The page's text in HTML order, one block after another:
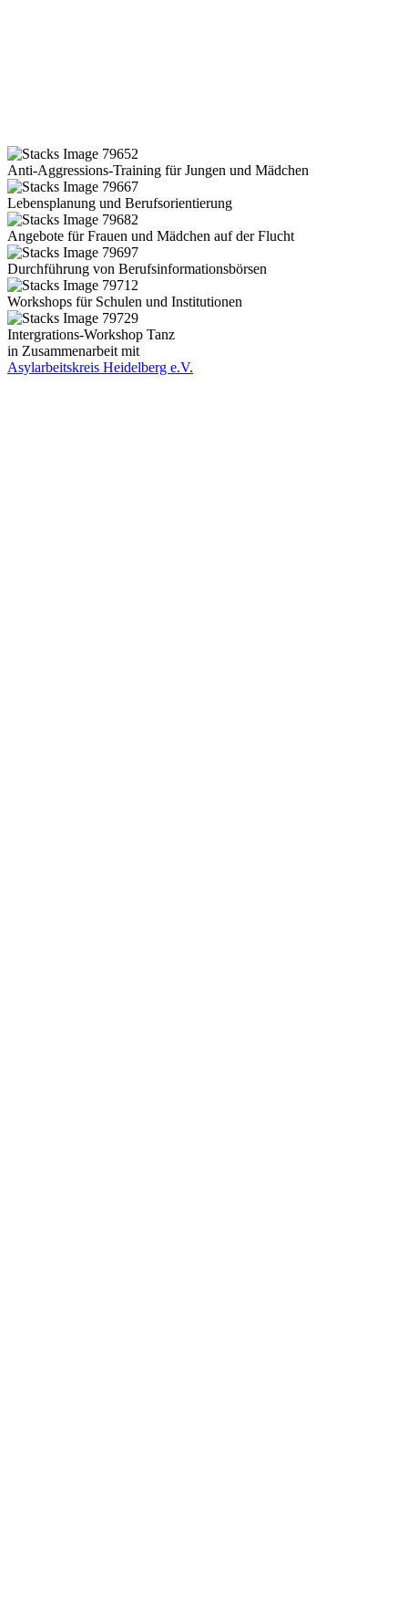
Anti-Aggressions-Training für Jungen und Mädchen
Lebensplanung und Berufsorientierung
Angebote für Frauen und Mädchen auf der Flucht
Durchführung von Berufsinformationsbörsen
Workshops für Schulen und Institutionen
Intergrations-Workshop Tanz
in Zusammenarbeit mit
Asylarbeitskreis Heidelberg e.V.